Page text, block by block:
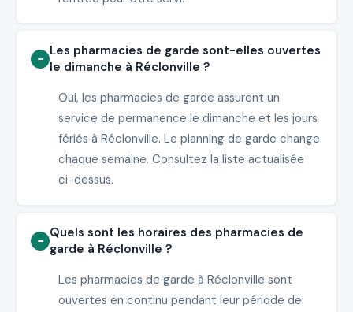
Les pharmacies de garde sont-elles ouvertes
le dimanche à Réclonville ?
Oui, les pharmacies de garde assurent un
service de permanence le dimanche et les jours
fériés à Réclonville. Le planning de garde change
chaque semaine. Consultez la liste actualisée
ci-dessus.
Quels sont les horaires des pharmacies de
garde à Réclonville ?
Les pharmacies de garde à Réclonville sont
ouvertes en continu pendant leur période de